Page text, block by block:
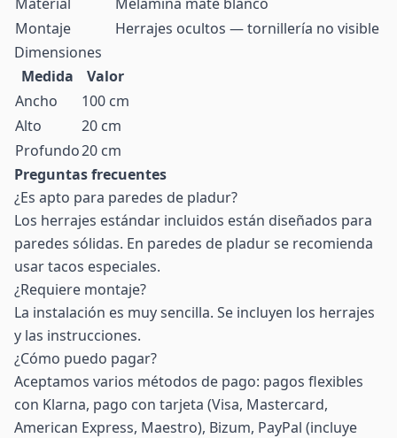
Montaje
Herrajes ocultos — tornillería no visible
Dimensiones
Medida
Valor
Ancho
100 cm
Alto
20 cm
Profundo20 cm
Preguntas frecuentes
¿Es apto para paredes de pladur?
Los herrajes estándar incluidos están diseñados para
paredes sólidas. En paredes de pladur se recomienda
usar tacos especiales.
¿Requiere montaje?
La instalación es muy sencilla. Se incluyen los herrajes
y las instrucciones.
¿Cómo puedo pagar?
Aceptamos varios métodos de pago: pagos flexibles
con Klarna, pago con tarjeta (Visa, Mastercard,
American Express, Maestro), Bizum, PayPal (incluye